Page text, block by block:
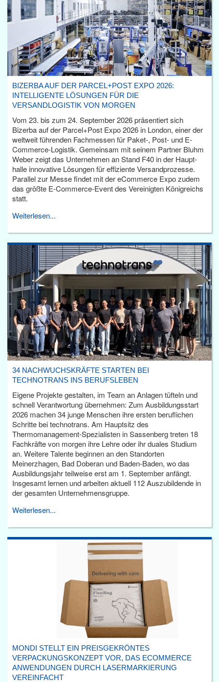
BIZERBA AUF DER PARCEL+POST EXPO 2026:
INTELLIGENTE LÖSUNGEN FÜR DIE
VERSANDLOGISTIK VON MORGEN
Vom 23. bis zum 24. September 2026 präsentiert sich
Bizerba auf der Parcel+Post Expo 2026 in London, einer der
weltweit führenden Fachmessen für Paket-, Post- und E-
Commerce-Logistik. Gemeinsam mit seinem Partner Bluhm
Weber zeigt das Unternehmen an Stand F40 in der Haupt­
halle innovative Lösungen für effiziente Versandprozesse.
Parallel zur Messe findet mit der eCommerce Expo zudem
das größte E-Commerce-Event des Vereinigten Königreichs
statt.
Weiterlesen...
34 NACHWUCHSKRÄFTE STARTEN BEI
TECHNOTRANS INS BERUFSLEBEN
Eigene Projekte gestalten, im Team an Anlagen tüfteln und
schnell Verantwortung übernehmen: Zum Ausbildungsstart
2026 machen 34 junge Menschen ihre ersten beruflichen
Schritte bei technotrans. Am Hauptsitz des
Thermomanagement-Spezialisten in Sassenberg treten 18
Fachkräfte von morgen ihre Lehre oder ihr duales Studium
an. Weitere Talente beginnen an den Standorten
Meinerzhagen, Bad Doberan und Baden-Baden, wo das
Ausbildungsjahr teilweise erst am 1. September anfängt.
Insgesamt lernen und arbeiten aktuell 112 Auszubildende in
der gesamten Unternehmensgruppe.
Weiterlesen...
MONDI STELLT EIN PREISGEKRÖNTES
VERPACKUNGSKONZEPT VOR, DAS ECOMMERCE
ANWENDUNGEN DURCH LASERMARKIERUNG
VEREINFACHT